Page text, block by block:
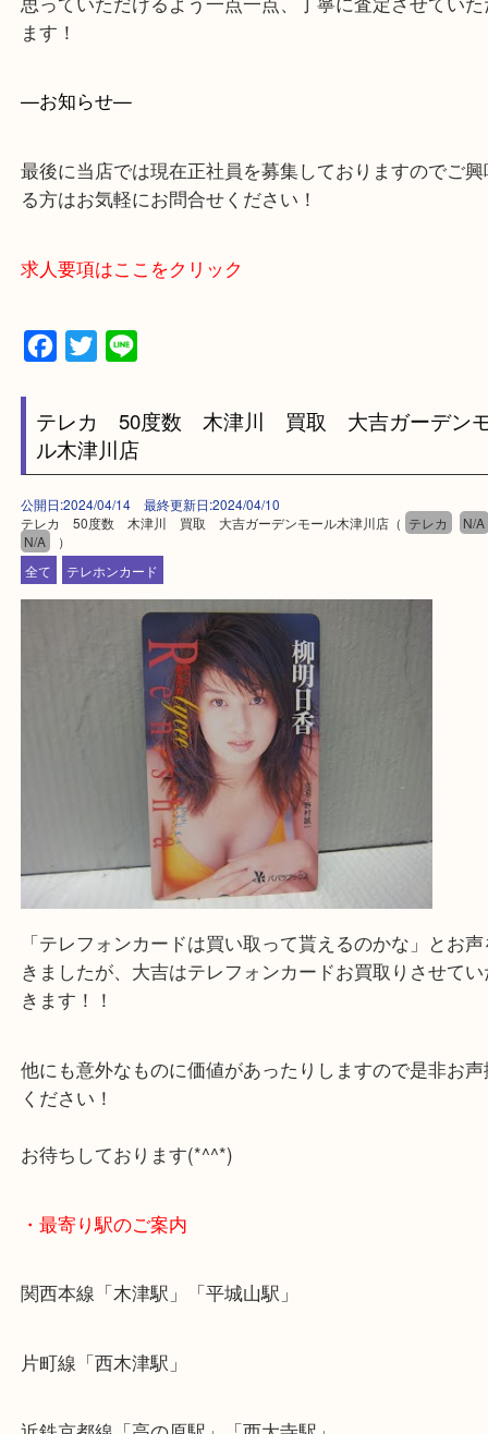
城陽市・奈良市・生駒市・大和郡山市
上記に記載がないエリアでもご相談ください！
買取専門店 大吉 ガーデンモール木津川店に来てよ
思っていただけるよう一点一点、丁寧に査定させ
—お知らせ—
最後に当店では現在正社員を募集しておりますの
る方はお気軽にお問合せください！
求人要項はここをクリック
Facebook
Twitter
Line
テレカ 50度数 木津川 買取 大吉ガーデ
N/A ）